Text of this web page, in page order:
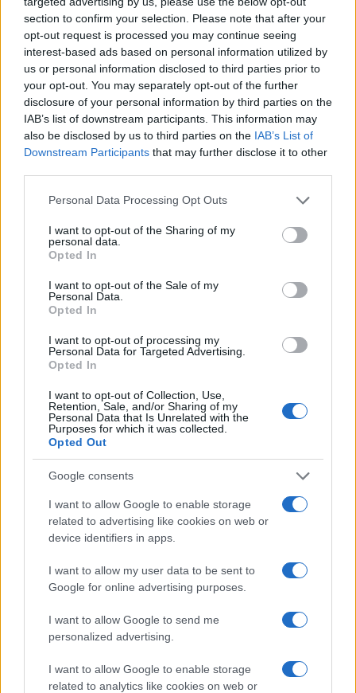
section to confirm your selection. Please note that after your
opt-out request is processed you may continue seeing
interest-based ads based on personal information utilized by
us or personal information disclosed to third parties prior to
your opt-out. You may separately opt-out of the further
disclosure of your personal information by third parties on the
IAB’s list of downstream participants. This information may
also be disclosed by us to third parties on the IAB’s List of
Downstream Participants that may further disclose it to other
Please note that this website/app uses one or more Google
not limited to your visit or usage behaviour. You may click to
grant or deny consent to Google and its third-party tags to
use your data for below specified purposes in below Google
consent section.
Personal Data Processing Opt Outs
I want to opt-out of the Sharing of my
personal data.
Opted In
I want to opt-out of the Sale of my
Personal Data.
Opted In
I want to opt-out of processing my
Personal Data for Targeted Advertising.
Opted In
I want to opt-out of Collection, Use,
Retention, Sale, and/or Sharing of my
Personal Data that Is Unrelated with the
Purposes for which it was collected.
Opted Out
Google consents
I want to allow Google to enable storage
related to advertising like cookies on web or
device identifiers in apps.
I want to allow my user data to be sent to
Google for online advertising purposes.
I want to allow Google to send me
personalized advertising.
I want to allow Google to enable storage
related to analytics like cookies on web or
Continua a leggere
NEWS
Papa Leone a Santa Maria degli Angeli: migliaia di
Edoardo Castellucci · 7 Ago 2026